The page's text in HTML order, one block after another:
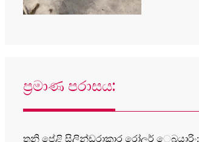
ප්‍රමාණ පරාසය:
තනි පේළි සිලින්ඩරාකාර රෝලර් ෙබයාරිං: